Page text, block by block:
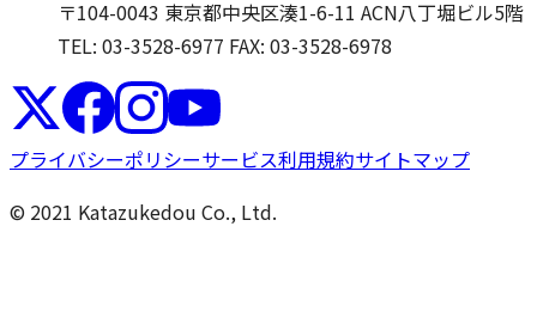
〒104-0043 東京都中央区湊1-6-11 ACN八丁堀ビル5階
TEL: 03-3528-6977 FAX: 03-3528-6978
プライバシーポリシーサービス利用規約サイトマップ
© 2021 Katazukedou Co., Ltd.